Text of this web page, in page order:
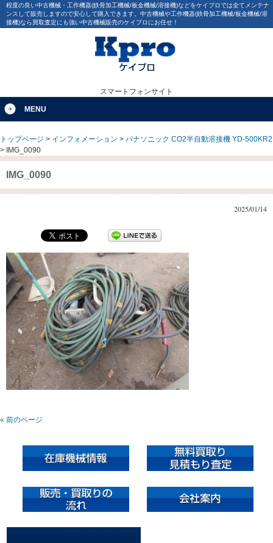
程度の良い中古機械・工作機器(鉄骨加工機械/板金機械/溶接機)などをケイプロでは全てメンテナ
ンスして販売しますので安心して購入できます。中古機械や工作機器(鉄骨加工機械/板金機械/溶
接機)なら買取査定にも強い中古機械販売のケイプロにお任せ！
スマートフォンサイト
MENU
トップページ > インフォメーション > パナソニック CO2半自動溶接機 YD-500KR2
> IMG_0090
IMG_0090
2025/01/14
« 前のページ